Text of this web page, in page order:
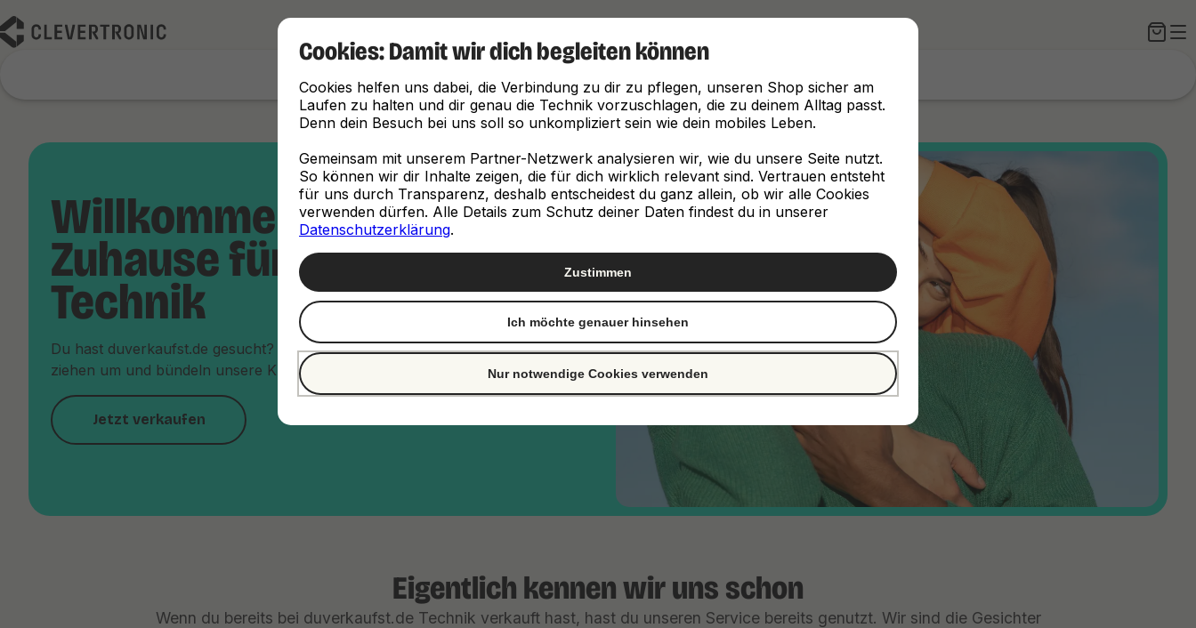
Willkommen im neuen
Zuhause für deine
Technik
Du hast duverkaufst.de gesucht? Keine Sorge, du bist genau richtig. Wir
ziehen um und bündeln unsere Kräfte unter dem Dach von Clevertronic.
Jetzt verkaufen
Eigentlich kennen wir uns schon
Wenn du bereits bei duverkaufst.de Technik verkauft hast, hast du unseren Service bereits genutzt. Wir sind die Gesichter
Cookies: Damit wir dich begleiten können
Cookies helfen uns dabei, die Verbindung zu dir zu pflegen, unseren Shop sicher am
Laufen zu halten und dir genau die Technik vorzuschlagen, die zu deinem Alltag passt.
Denn dein Besuch bei uns soll so unkompliziert sein wie dein mobiles Leben.
Gemeinsam mit unserem Partner-Netzwerk analysieren wir, wie du unsere Seite nutzt.
So können wir dir Inhalte zeigen, die für dich wirklich relevant sind. Vertrauen entsteht
für uns durch Transparenz, deshalb entscheidest du ganz allein, ob wir alle Cookies
verwenden dürfen. Alle Details zum Schutz deiner Daten findest du in unserer
Datenschutzerklärung.
Nur notwendige Cookies verwenden
Ich möchte genauer hinsehen
Zustimmen